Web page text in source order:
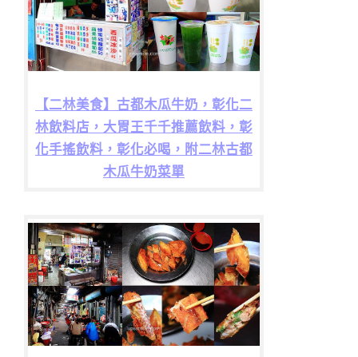
【二林美食】古都木瓜牛奶，彰化二
林飲料店，大胃王千千推薦飲料，彰
化手搖飲料，彰化必喝，附二林古都
木瓜牛奶菜單